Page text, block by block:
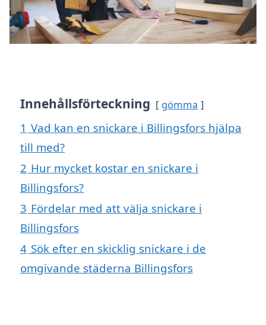
Innehållsförteckning gömma
1 Vad kan en snickare i Billingsfors hjälpa
till med?
2 Hur mycket kostar en snickare i
Billingsfors?
3 Fördelar med att välja snickare i
Billingsfors
4 Sök efter en skicklig snickare i de
omgivande städerna Billingsfors